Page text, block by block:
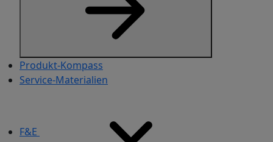
Produkt-Kompass
Service-Materialien​
F&E